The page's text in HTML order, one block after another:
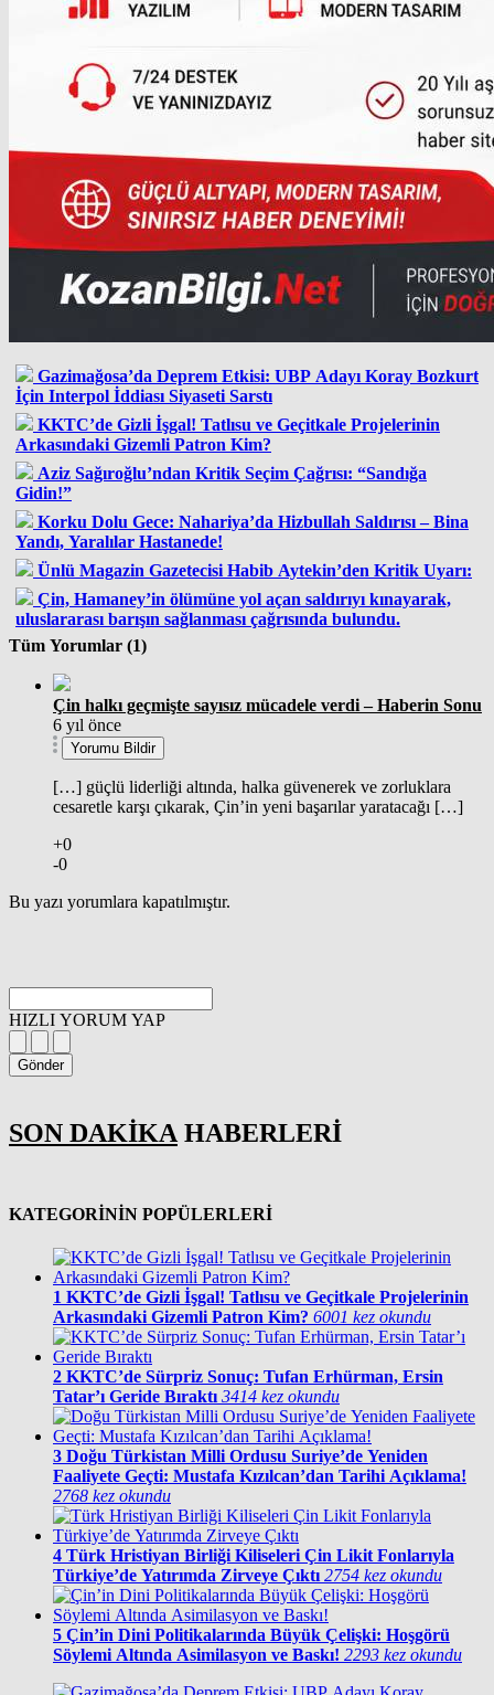
Gazimağosa’da Deprem Etkisi: UBP Adayı Koray Bozkurt
İçin Interpol İddiası Siyaseti Sarstı
KKTC’de Gizli İşgal! Tatlısu ve Geçitkale Projelerinin
Arkasındaki Gizemli Patron Kim?
Aziz Sağıroğlu’ndan Kritik Seçim Çağrısı: “Sandığa
Gidin!”
Korku Dolu Gece: Nahariya’da Hizbullah Saldırısı – Bina
Yandı, Yaralılar Hastanede!
Ünlü Magazin Gazetecisi Habib Aytekin’den Kritik Uyarı:
Çin, Hamaney’in ölümüne yol açan saldırıyı kınayarak,
uluslararası barışın sağlanması çağrısında bulundu.
Tüm Yorumlar (1)
Çin halkı geçmişte sayısız mücadele verdi – Haberin Sonu
6 yıl önce
Yorumu Bildir
[…] güçlü liderliği altında, halka güvenerek ve zorluklara
cesaretle karşı çıkarak, Çin’in yeni başarılar yaratacağı […]
+0
-0
Bu yazı yorumlara kapatılmıştır.
HIZLI YORUM YAP
Gönder
SON DAKİKA HABERLERİ
KATEGORİNİN POPÜLERLERİ
1 KKTC’de Gizli İşgal! Tatlısu ve Geçitkale Projelerinin
Arkasındaki Gizemli Patron Kim? 6001 kez okundu
2 KKTC’de Sürpriz Sonuç: Tufan Erhürman, Ersin
Tatar’ı Geride Bıraktı 3414 kez okundu
3 Doğu Türkistan Milli Ordusu Suriye’de Yeniden
Faaliyete Geçti: Mustafa Kızılcan’dan Tarihi Açıklama!
2768 kez okundu
4 Türk Hristiyan Birliği Kiliseleri Çin Likit Fonlarıyla
Türkiye’de Yatırımda Zirveye Çıktı 2754 kez okundu
5 Çin’in Dini Politikalarında Büyük Çelişki: Hoşgörü
Söylemi Altında Asimilasyon ve Baskı! 2293 kez okundu